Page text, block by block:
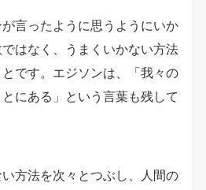
言ったように思うようにいか
はなく、うまくいかない方法
です。エジソンは、「我々の
にある」という言葉も残して
方法を次々とつぶし、人間の